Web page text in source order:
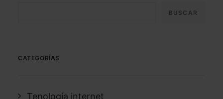
BUSCAR
CATEGORÍAS
Tenología internet